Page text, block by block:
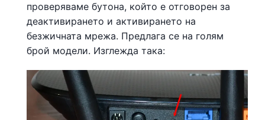
проверяваме бутона, който е отговорен за
деактивирането и активирането на
безжичната мрежа. Предлага се на голям
брой модели. Изглежда така: